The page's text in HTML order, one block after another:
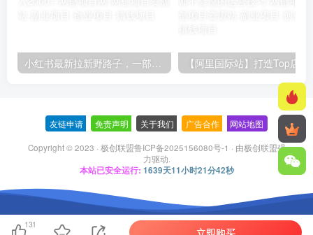
友链申请 免责声明 关于我们 广告合作 网站地图
Copyright © 2023 · 极创联盟鲁ICP备2025156080号-1 · 由极创联盟强
力驱动.
本站已安全运行: 1639天11小时21分43秒
131
立即购买